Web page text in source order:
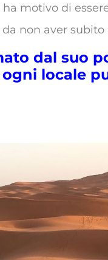
motivo di
non aver
dal suo
locale